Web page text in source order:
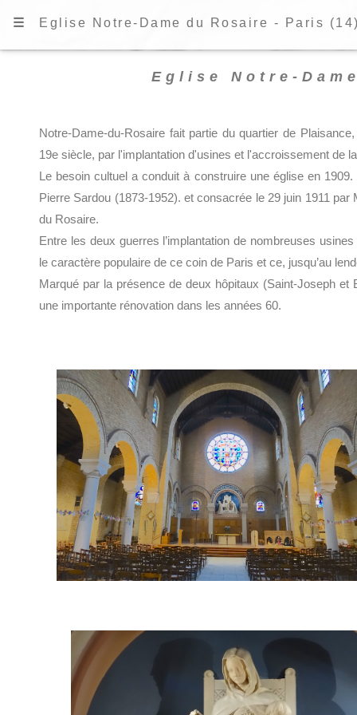
☰ Eglise Notre-Dame du Rosaire - Paris
Eglise Notre-
Notre-Dame-du-Rosaire fait partie du quartier de
19e siècle, par l'implantation d'usines et l'accroissement de
Le besoin cultuel a conduit à construire une église en
Pierre Sardou (1873-1952). et consacrée le 29 juin 1911
du Rosaire.
Entre les deux guerres l’implantation de nombreuses
le caractère populaire de ce coin de Paris et ce, jusqu’au
Marqué par la présence de deux hôpitaux (Saint-Joseph
une importante rénovation dans les années 60.